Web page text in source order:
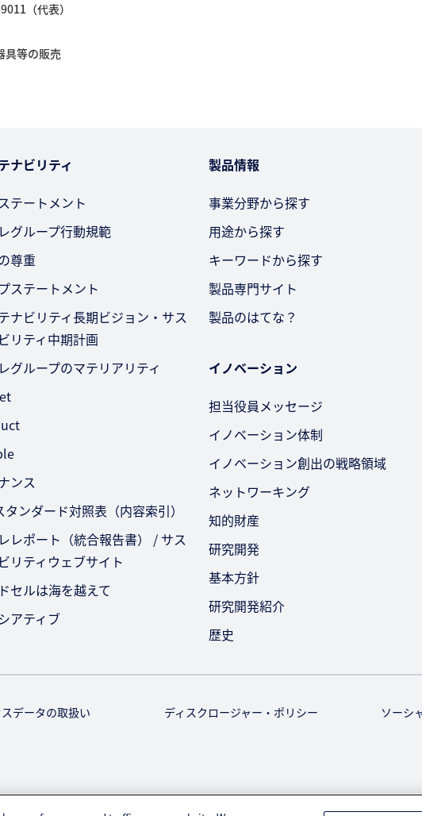
（代表）
具等の販売
ナビリティ
テートメント
グループ行動規範
尊重
ステートメント
ナビリティ長期ビジョン・サス
リティ中期計画
グループのマテリアリティ
ンス
タンダード対照表（内容索引）
レポート（統合報告書） / サス
リティウェブサイト
セルは海を越えて
アティブ
製品情報
事業分野から探す
用途から探す
キーワードから探す
製品専門サイト
製品のはてな？
イノベーション
担当役員メッセージ
イノベーション体制
イノベーション創出の戦略領域
ネットワーキング
知的財産
研究開発
基本方針
研究開発紹介
歴史
データの取扱い ディスクロージャー・ポリシー ソーシ